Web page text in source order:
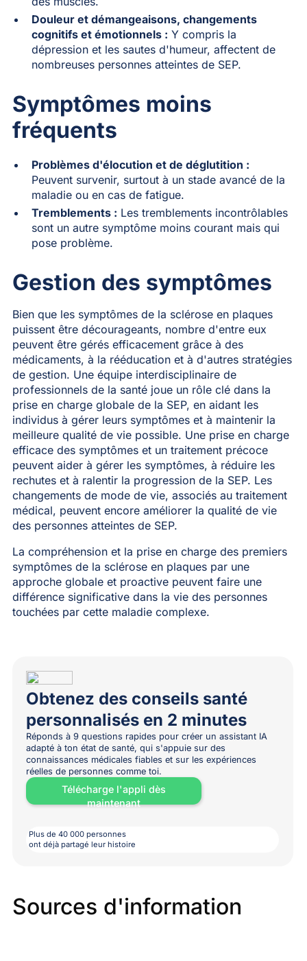
Douleur et démangeaisons, changements
cognitifs et émotionnels : Y compris la
dépression et les sautes d'humeur, affectent de
nombreuses personnes atteintes de SEP.
Symptômes moins
fréquents
Problèmes d'élocution et de déglutition :
Peuvent survenir, surtout à un stade avancé de la
maladie ou en cas de fatigue.
Tremblements : Les tremblements incontrôlables
sont un autre symptôme moins courant mais qui
pose problème.
Gestion des symptômes
Bien que les symptômes de la sclérose en plaques
puissent être décourageants, nombre d'entre eux
peuvent être gérés efficacement grâce à des
médicaments, à la rééducation et à d'autres stratégies
de gestion. Une équipe interdisciplinaire de
professionnels de la santé joue un rôle clé dans la
prise en charge globale de la SEP, en aidant les
individus à gérer leurs symptômes et à maintenir la
meilleure qualité de vie possible. Une prise en charge
efficace des symptômes et un traitement précoce
peuvent aider à gérer les symptômes, à réduire les
rechutes et à ralentir la progression de la SEP. Les
changements de mode de vie, associés au traitement
médical, peuvent encore améliorer la qualité de vie
des personnes atteintes de SEP.
La compréhension et la prise en charge des premiers
symptômes de la sclérose en plaques par une
approche globale et proactive peuvent faire une
différence significative dans la vie des personnes
touchées par cette maladie complexe.
Obtenez des conseils santé
personnalisés en 2 minutes
Réponds à 9 questions rapides pour créer un assistant IA
adapté à ton état de santé, qui s'appuie sur des
connaissances médicales fiables et sur les expériences
réelles de personnes comme toi.
Télécharge l'appli dès
maintenant
Plus de 40 000 personnes
ont déjà partagé leur histoire
Sources d'information